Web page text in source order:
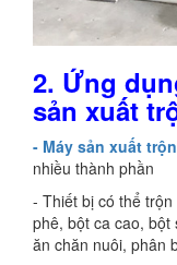
2. Ứng
sản xuất
- Máy sản xuất
nhiều thành phần
- Thiết bị có thể
phê, bột ca cao,
ăn chăn nuôi, phân